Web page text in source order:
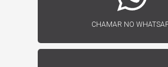
CHAMAR NO